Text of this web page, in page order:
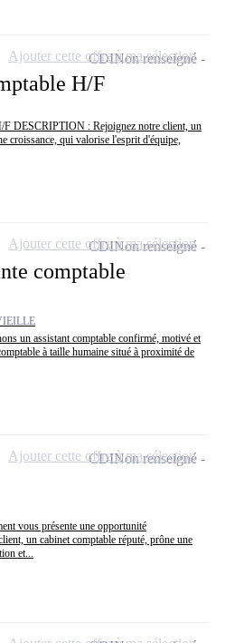
H/F
F DESCRIPTION : Rejoignez notre client, un
croissance, qui valorise l'esprit d'équipe,
CDINon renseigné
Ajouter cette offre à ma sélection
comptable
un assistant comptable confirmé, motivé et
à taille humaine situé à proximité de
CDINon renseigné
Ajouter cette offre à ma sélection
vous présente une opportunité
un cabinet comptable réputé, prône une
et...
CDINon renseigné
Ajouter cette offre à ma sélection